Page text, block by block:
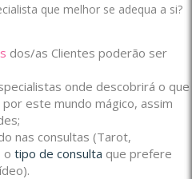
que melhor se adequa a si?
dos/as Clientes poderão ser
onde descobrirá o que
este mundo mágico, assim
nas consultas (Tarot,
o tipo de consulta que prefere